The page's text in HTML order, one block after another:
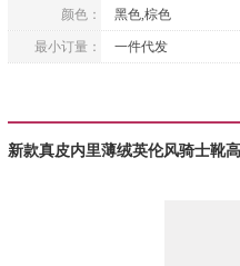
颜色：
黑色,棕色
最小订量： 一件代发
新款真皮内里薄绒英伦风骑士靴